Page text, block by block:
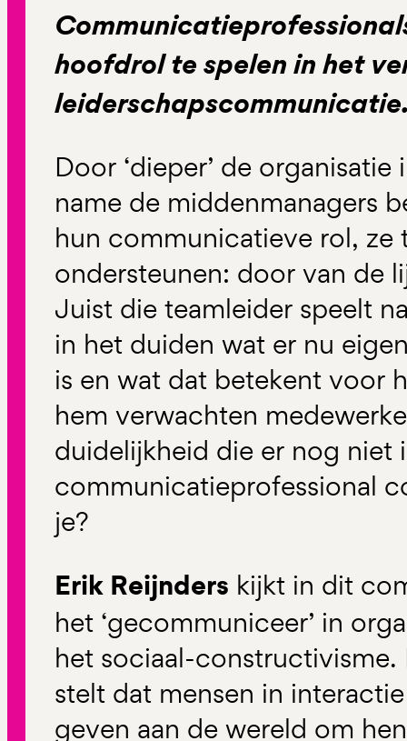
hoofdrol te spelen in het
Door ‘dieper’ de
name de middenmanagers
hun communicatieve rol, ze
ondersteunen: door van de
Juist die teamleider speelt
in het duiden wat er nu
is en wat dat betekent voor
hem verwachten
duidelijkheid die er nog niet
communicatieprofessional
je?
Erik Reijnders kijkt in dit
het ‘gecommuniceer’ in
het sociaal-
stelt dat mensen in
geven aan de wereld om